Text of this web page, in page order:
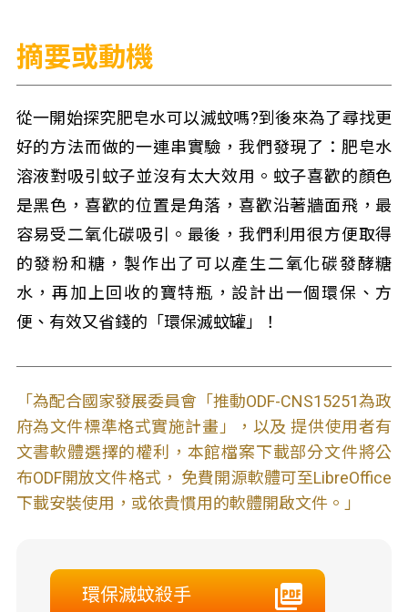
摘要或動機
從一開始探究肥皂水可以滅蚊嗎?到後來為了尋找更
好的方法而做的一連串實驗，我們發現了：肥皂水
溶液對吸引蚊子並沒有太大效用。蚊子喜歡的顏色
是黑色，喜歡的位置是角落，喜歡沿著牆面飛，最
容易受二氧化碳吸引。最後，我們利用很方便取得
的發粉和糖，製作出了可以產生二氧化碳發酵糖
水，再加上回收的寶特瓶，設計出一個環保、方
便、有效又省錢的「環保滅蚊罐」！
「為配合國家發展委員會「推動ODF-CNS15251為政
府為文件標準格式實施計畫」，以及 提供使用者有
文書軟體選擇的權利，本館檔案下載部分文件將公
布ODF開放文件格式， 免費開源軟體可至LibreOffice
下載安裝使用，或依貴慣用的軟體開啟文件。」
環保滅蚊殺手